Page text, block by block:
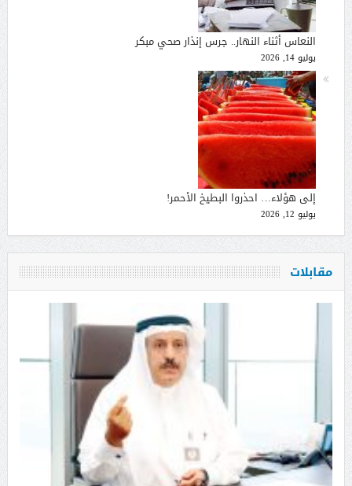
النعاس أثناء النهار.. جرس إنذار صحي مبكر
يوليو 14, 2026
إلى هؤلاء… احذروا البطيخ الأحمر!
يوليو 12, 2026
مقابلات